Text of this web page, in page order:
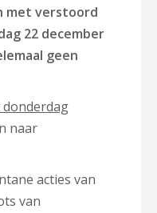
met verstoord
22 december
geen
naar
acties van
van